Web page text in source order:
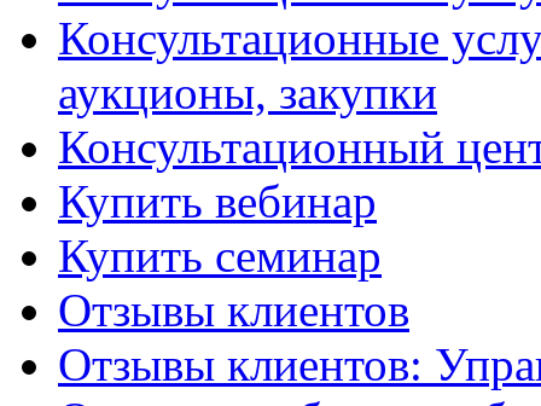
Консультационные
аукционы, закупки
Консультационный
Купить вебинар
Купить семинар
Отзывы клиентов
Отзывы клиентов: